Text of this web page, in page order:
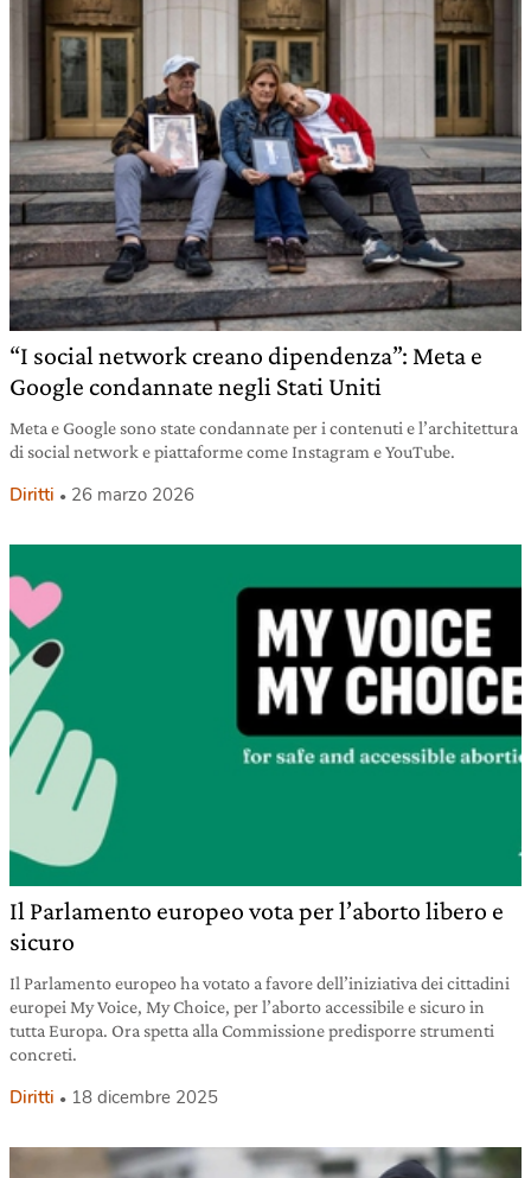
“I social network creano dipendenza”: Meta e
Google condannate negli Stati Uniti
Meta e Google sono state condannate per i contenuti e l’architettura
di social network e piattaforme come Instagram e YouTube.
Diritti 26 marzo 2026
Il Parlamento europeo vota per l’aborto libero e
sicuro
Il Parlamento europeo ha votato a favore dell’iniziativa dei cittadini
europei My Voice, My Choice, per l’aborto accessibile e sicuro in
tutta Europa. Ora spetta alla Commissione predisporre strumenti
concreti.
Diritti 18 dicembre 2025